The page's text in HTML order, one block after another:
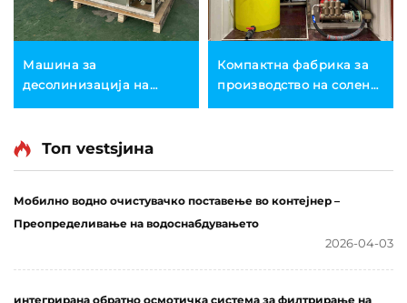
Машина за
десолинизација на
морска вода, система за
голем капацитет во
десолинизација на
морска вода
Компактна фабрика за
производство на солена
питка вода, RO-уред за
Топ vestsјина
Мобилно водно очистувачко поставење во контејнер –
Преопределивање на водоснабдувањето
2026-04-03
интегрирана обратно осмотичка система за филтрирање на